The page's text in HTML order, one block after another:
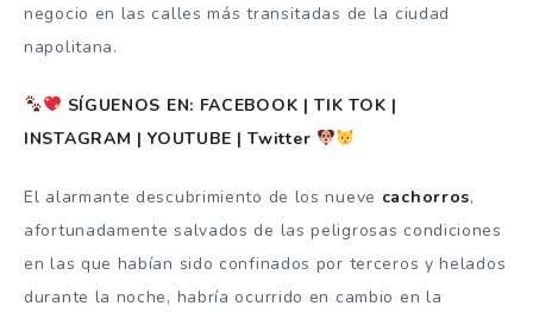
negocio en las calles más transitadas de la ciudad
napolitana.
SÍGUENOS EN: FACEBOOK | TIK TOK |
INSTAGRAM | YOUTUBE | Twitter
El alarmante descubrimiento de los nueve cachorros,
afortunadamente salvados de las peligrosas condiciones
en las que habían sido confinados por terceros y helados
durante la noche, habría ocurrido en cambio en la